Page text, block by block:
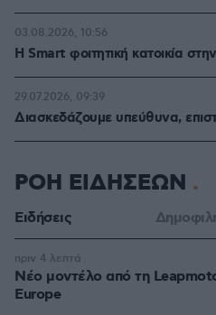
Η Smart φοιτητική κατοικία
03.08.2026, 10:56
Διασκεδάζουμε υπεύθυνα,
29.07.2026, 09:39
ΡΟΗ ΕΙΔΗΣΕΩΝ
Ειδήσεις
Νέο μοντέλο από τη
Europe
πριν 4 λεπτά